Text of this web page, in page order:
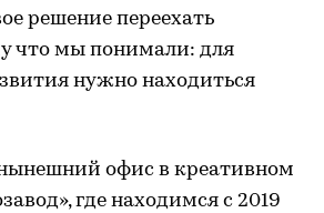
решение переехать
что мы понимали: для
нужно находиться
офис в креативном
где находимся с 2019